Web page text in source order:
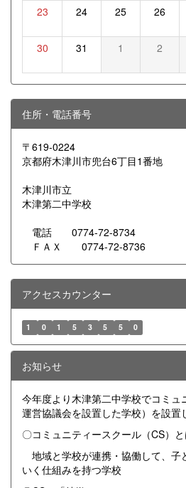
23 24 25 26
30 31 1 2
住所・電話番号
〒619-0224
京都府木津川市兜台6丁目1番地
木津川市立
木津第二中学校
電話 0774-72-8734
ＦＡＸ 0774-72-8736
アクセスカウンター
1 0 1 5 3 5 5 0
お知らせ
今年度より木津第二中学校でコミュ
運営協議会を設置した学校）を設置
〇コミュニティースクール（CS）
地域と学校が連携・協働して、子
いく仕組みを持つ学校